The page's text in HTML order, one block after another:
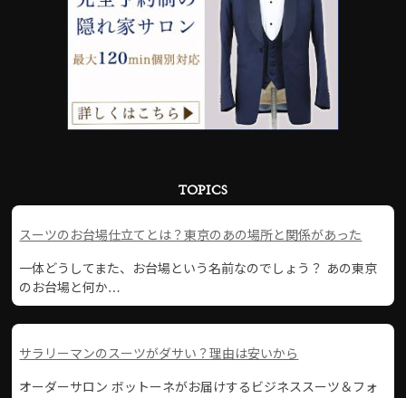
TOPICS
スーツのお台場仕立てとは？東京のあの場所と関係があった
一体どうしてまた、お台場という名前なのでしょう？ あの東京
のお台場と何か…
サラリーマンのスーツがダサい？理由は安いから
オーダーサロン ボットーネがお届けするビジネススーツ＆フォ